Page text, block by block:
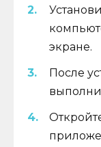
экране.
После